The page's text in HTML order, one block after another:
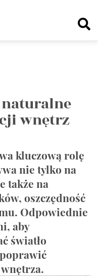
wnętrz
kluczową rolę
nie tylko na
także na
oszczędność
Odpowiednie
aby
światło